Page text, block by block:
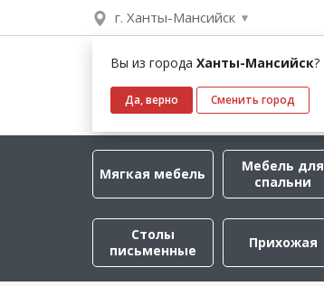
г. Ханты-Мансийск
Вы из города Ханты-Мансийск?
Да, верно Сменить город
Мягкая мебель
Мебель для
спальни
Столы
письменные
Прихожая